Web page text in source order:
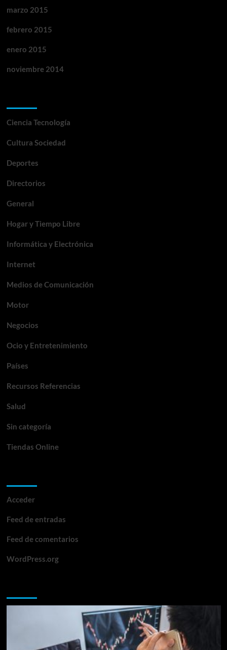
marzo 2015
febrero 2015
enero 2015
noviembre 2014
Ciencia Tecnología
Cultura Sociedad
Deportes
Directorios
General
Hogar y Tiempo Libre
Informática y Electrónica
Internet
Medios de Comunicación
Motor
Negocios
Ocio y Entretenimiento
Países
Recursos Referencias
Salud
Sin categoría
Tiendas Online
Acceder
Feed de entradas
Feed de comentarios
WordPress.org